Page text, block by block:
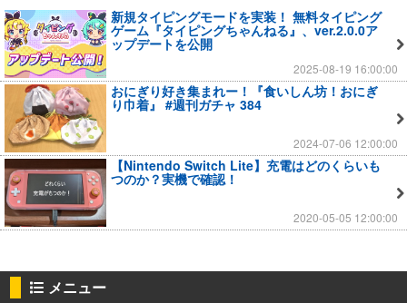
新規タイピングモードを実装！ 無料タイピング
ゲーム『タイピングちゃんねる』、ver.2.0.0ア
ップデートを公開
2025-08-19 16:00:00
おにぎり好き集まれー！『食いしん坊！おにぎ
り巾着』 #週刊ガチャ 384
2024-07-06 12:00:00
【Nintendo Switch Lite】充電はどのくらいも
つのか？実機で確認！
2020-05-05 12:00:00
メニュー